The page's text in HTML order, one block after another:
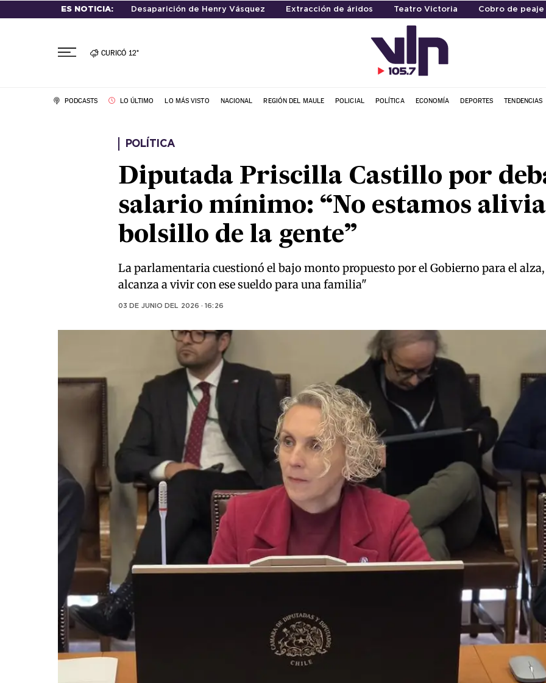
ES NOTICIA: Desaparición de Henry Vásquez Extracción de áridos Teatro Victoria Cobro de peaje
CURICÓ 12°
PODCASTS LO ÚLTIMO LO MÁS VISTO NACIONAL REGIÓN DEL MAULE POLICIAL POLÍTICA ECONOMÍA DEPORTES TENDENCIAS
POLÍTICA
Diputada Priscilla Castillo por
salario mínimo: “No estamos
bolsillo de la gente”
La parlamentaria cuestionó el bajo monto propuesto por el Gobierno para el
alcanza a vivir con ese sueldo para una familia"
03 DE JUNIO DEL 2026 · 16:26